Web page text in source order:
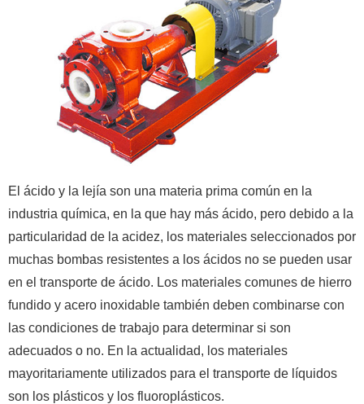
El ácido y la lejía son una materia prima común en la
industria química, en la que hay más ácido, pero debido a la
particularidad de la acidez, los materiales seleccionados por
muchas bombas resistentes a los ácidos no se pueden usar
en el transporte de ácido. Los materiales comunes de hierro
fundido y acero inoxidable también deben combinarse con
las condiciones de trabajo para determinar si son
adecuados o no. En la actualidad, los materiales
mayoritariamente utilizados para el transporte de líquidos
son los plásticos y los fluoroplásticos.